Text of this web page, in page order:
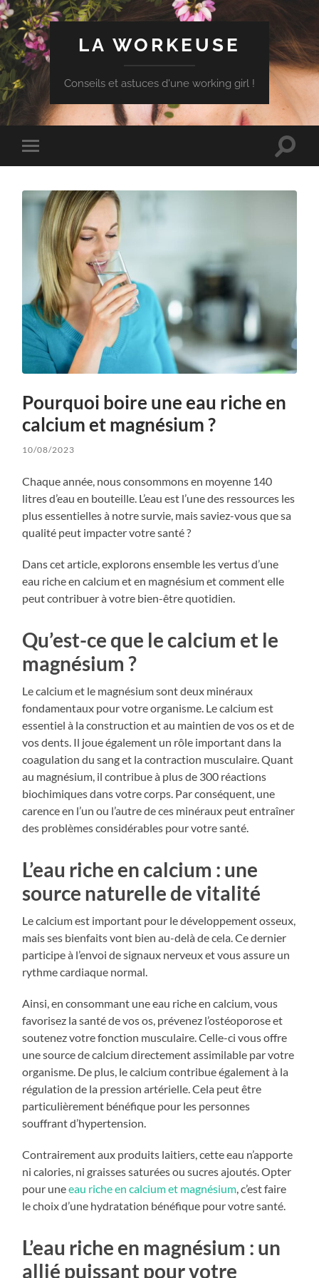
LA WORKEUSE
Conseils et astuces d'une working girl !
Toggle
mobile
Toggle
Pourquoi boire une eau riche en
calcium et magnésium ?
10/08/2023
Chaque année, nous consommons en moyenne 140
litres d’eau en bouteille. L’eau est l’une des ressources les
plus essentielles à notre survie, mais saviez-vous que sa
qualité peut impacter votre santé ?
Dans cet article, explorons ensemble les vertus d’une
eau riche en calcium et en magnésium et comment elle
peut contribuer à votre bien-être quotidien.
Qu’est-ce que le calcium et le
magnésium ?
Le calcium et le magnésium sont deux minéraux
fondamentaux pour votre organisme. Le calcium est
essentiel à la construction et au maintien de vos os et de
vos dents. Il joue également un rôle important dans la
coagulation du sang et la contraction musculaire. Quant
au magnésium, il contribue à plus de 300 réactions
biochimiques dans votre corps. Par conséquent, une
carence en l’un ou l’autre de ces minéraux peut entraîner
des problèmes considérables pour votre santé.
L’eau riche en calcium : une
source naturelle de vitalité
Le calcium est important pour le développement osseux,
mais ses bienfaits vont bien au-delà de cela. Ce dernier
participe à l’envoi de signaux nerveux et vous assure un
rythme cardiaque normal.
Ainsi, en consommant une eau riche en calcium, vous
favorisez la santé de vos os, prévenez l’ostéoporose et
soutenez votre fonction musculaire. Celle-ci vous offre
une source de calcium directement assimilable par votre
organisme. De plus, le calcium contribue également à la
régulation de la pression artérielle. Cela peut être
particulièrement bénéfique pour les personnes
souffrant d’hypertension.
Contrairement aux produits laitiers, cette eau n’apporte
ni calories, ni graisses saturées ou sucres ajoutés. Opter
pour uneeau riche en calcium et magnésium , c’est faire
le choix d’une hydratation bénéfique pour votre santé.
L’eau riche en magnésium : un
allié puissant pour votre